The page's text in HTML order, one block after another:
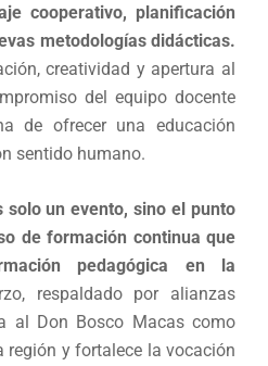
cooperativo, planificación
metodologías didácticas.
creatividad y apertura al
del equipo docente
de ofrecer una educación
sentido humano.
solo un evento, sino el punto
de formación continua que
pedagógica en la
respaldado por alianzas
al Don Bosco Macas como
región y fortalece la vocación